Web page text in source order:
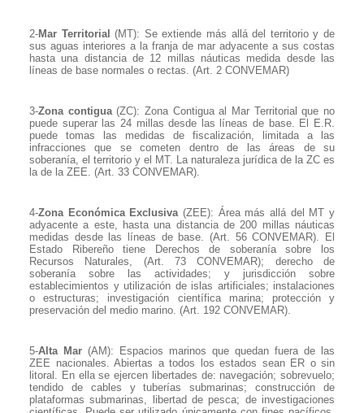
2-Mar Territorial (MT): Se extiende más allá del territorio y de
sus aguas interiores a la franja de mar adyacente a sus costas
hasta una distancia de 12 millas náuticas medida desde las
líneas de base normales o rectas. (Art. 2 CONVEMAR)
3-Zona contigua(ZC): Zona Contigua al Mar Territorial que no
puede superar las 24 millas desde las líneas de base. El E.R.
puede tomas las medidas de fiscalización, limitada a las
infracciones que se cometen dentro de las áreas de su
soberanía, el territorio y el MT. La naturaleza jurídica de la ZC es
la de la ZEE. (Art. 33 CONVEMAR).
4-Zona Económica Exclusiva(ZEE): Área más allá del MT y
adyacente a este, hasta una distancia de 200 millas náuticas
medidas desde las líneas de base. (Art. 56 CONVEMAR). El
Estado Ribereño tiene Derechos de soberanía sobre los
Recursos Naturales, (Art. 73 CONVEMAR); derecho de
soberanía sobre las actividades; y jurisdicción sobre
establecimientos y utilización de islas artificiales; instalaciones
o estructuras; investigación científica marina; protección y
preservación del medio marino. (Art. 192 CONVEMAR).
5-Alta Mar (AM): Espacios marinos que quedan fuera de las
ZEE nacionales. Abiertas a todos los estados sean ER o sin
litoral. En ella se ejercen libertades de: navegación; sobrevuelo;
tendido de cables y tuberías submarinas; construcción de
plataformas submarinas, libertad de pesca; de investigaciones